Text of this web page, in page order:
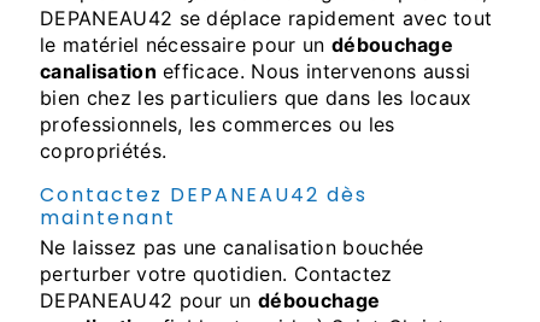
DEPANEAU42 se déplace rapidement avec tout
le matériel nécessaire pour un débouchage
canalisation efficace. Nous intervenons aussi
bien chez les particuliers que dans les locaux
professionnels, les commerces ou les
copropriétés.
Contactez DEPANEAU42 dès
maintenant
Ne laissez pas une canalisation bouchée
perturber votre quotidien. Contactez
DEPANEAU42 pour undébouchage